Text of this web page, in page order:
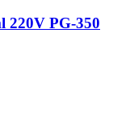
220V PG-350